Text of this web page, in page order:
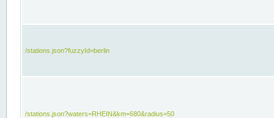
/stations.json?fuzzyId=berlin
/stations.json?waters=RHEIN&km=680&radius=50